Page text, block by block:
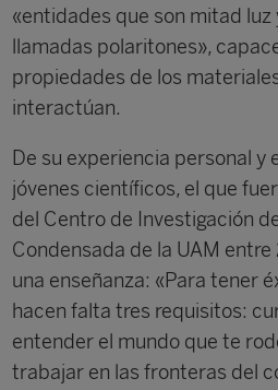
«entidades que son mitad
llamadas polaritones»,
propiedades de los
interactúan.
De su experiencia personal y
jóvenes científicos, el que
del Centro de Investigación
Condensada de la UAM
una enseñanza: «Para tener
hacen falta tres requisitos:
entender el mundo que te
trabajar en las fronteras del